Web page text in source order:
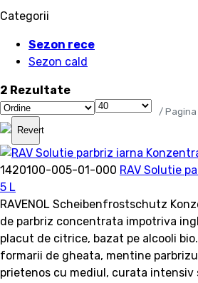
Categorii
Sezon rece
Sezon cald
2 Rezultate
/ Pagina
Revert
1420100-005-01-000 RAV Solutie
5 L
RAVENOL Scheibenfrostschutz
de parbriz concentrata impotriva
placut de citrice, bazat pe alcooli
formarii de gheata, mentine
prietenos cu mediul, curata intensiv